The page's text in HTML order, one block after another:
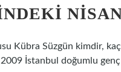
Kübra Süzgün kimdir,
İstanbul doğumlu